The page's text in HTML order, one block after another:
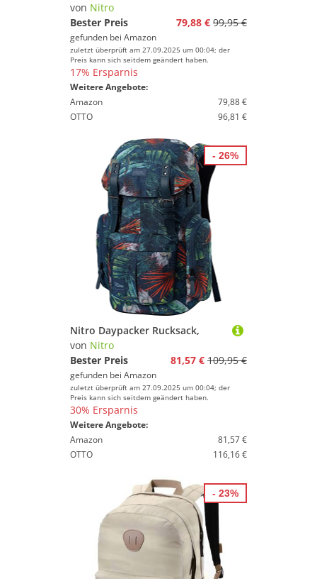
von Nitro
Bester Preis
79,88 € 99,95 €
gefunden bei Amazon
zuletzt überprüft am 27.09.2025 um 00:04; der
Preis kann sich seitdem geändert haben.
17% Ersparnis
Weitere Angebote:
Amazon
79,88 €
OTTO
96,81 €
Nitro Daypacker Rucksack,
von Nitro
Bester Preis
81,57 € 109,95 €
gefunden bei Amazon
zuletzt überprüft am 27.09.2025 um 00:04; der
Preis kann sich seitdem geändert haben.
30% Ersparnis
Weitere Angebote:
Amazon
81,57 €
OTTO
116,16 €
- 26%
- 23%